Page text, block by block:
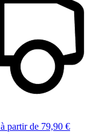
à partir de 79,90 €